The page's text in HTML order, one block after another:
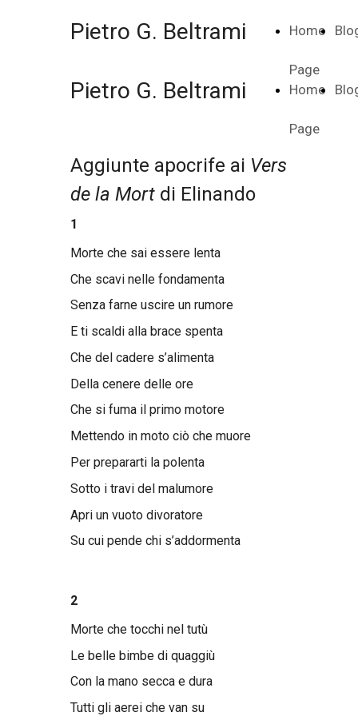
Home
Page
Pietro G. Beltrami
Home
Page
Pietro G. Beltrami
Aggiunte apocrife ai Vers
de la Mort di Elinando
1
Morte che sai essere lenta
Che scavi nelle fondamenta
Senza farne uscire un rumore
E ti scaldi alla brace spenta
Che del cadere s’alimenta
Della cenere delle ore
Che si fuma il primo motore
Mettendo in moto ciò che muore
Per prepararti la polenta
Sotto i travi del malumore
Apri un vuoto divoratore
Su cui pende chi s’addormenta
2
Morte che tocchi nel tutù
Le belle bimbe di quaggiù
Con la mano secca e dura
Tutti gli aerei che van su